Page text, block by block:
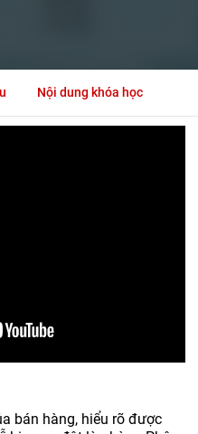
Nội dung khóa học
bán hàng, hiểu rõ được